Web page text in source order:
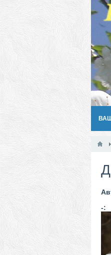
-: